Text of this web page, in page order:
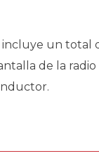
un total
de la